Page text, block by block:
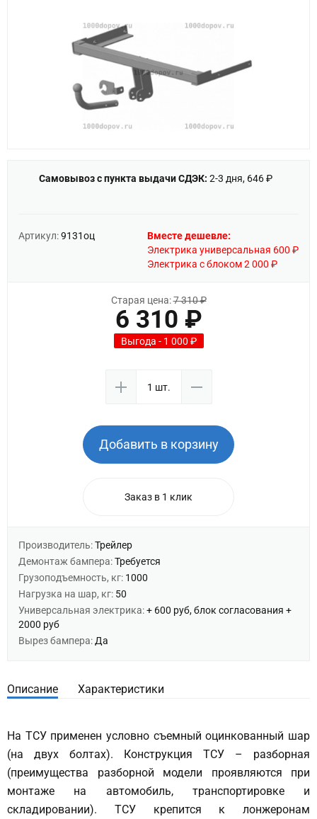
Самовывоз с пункта выдачи СДЭК: 2-3 дня, 646 ₽
Артикул:9131оц
Вместе дешевле:
Электрика универсальная 600 ₽
Электрика с блоком 2 000 ₽
Старая цена:7 310 ₽
6 310 ₽
Выгода - 1 000 ₽
Добавить в корзину
Заказ в 1 клик
Производитель:Трейлер
Демонтаж бампера:Требуется
Грузоподъемность, кг: 1000
Нагрузка на шар, кг: 50
Универсальная электрика:+ 600 руб, блок согласования +
2000 руб
Вырез бампера: Да
Описание Характеристики
На ТСУ применен условно съемный оцинкованный шар
(на двух болтах). Конструкция ТСУ – разборная
(преимущества разборной модели проявляются при
монтаже на автомобиль, транспортировке и
складировании). ТСУ крепится к лонжеронам